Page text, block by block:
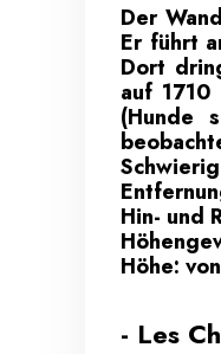
Der
Er führt
Dort
auf
(Hunde
Hin- und
Höhe:
- Les